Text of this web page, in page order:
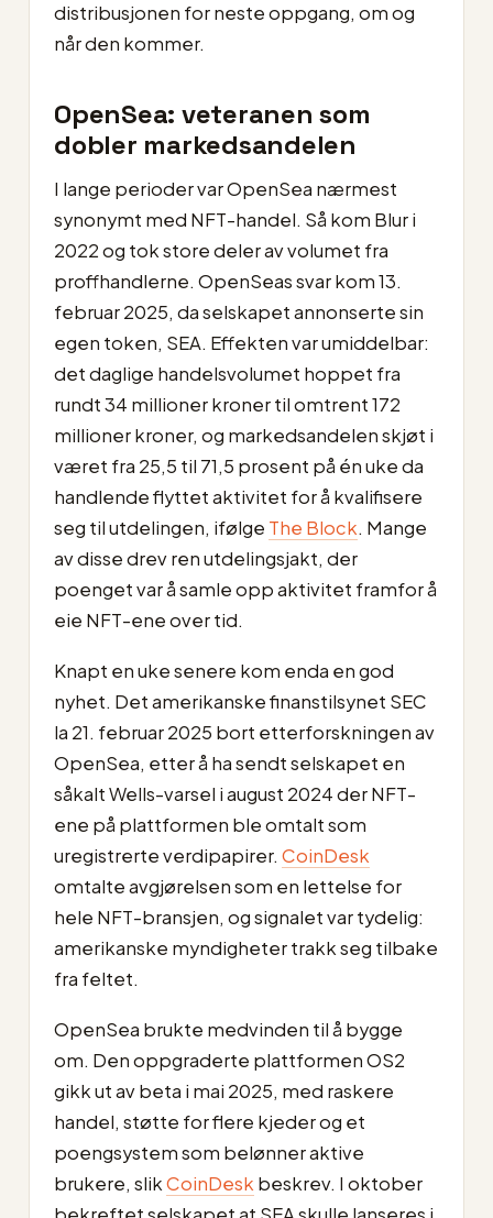
distribusjonen for neste oppgang, om og
når den kommer.
OpenSea: veteranen som
dobler markedsandelen
I lange perioder var OpenSea nærmest
synonymt med NFT-handel. Så kom Blur i
2022 og tok store deler av volumet fra
proffhandlerne. OpenSeas svar kom 13.
februar 2025, da selskapet annonserte sin
egen token, SEA. Effekten var umiddelbar:
det daglige handelsvolumet hoppet fra
rundt 34 millioner kroner til omtrent 172
millioner kroner, og markedsandelen skjøt i
været fra 25,5 til 71,5 prosent på én uke da
handlende flyttet aktivitet for å kvalifisere
seg til utdelingen, ifølge The Block. Mange
av disse drev ren utdelingsjakt, der
poenget var å samle opp aktivitet framfor å
eie NFT-ene over tid.
Knapt en uke senere kom enda en god
nyhet. Det amerikanske finanstilsynet SEC
la 21. februar 2025 bort etterforskningen av
OpenSea, etter å ha sendt selskapet en
såkalt Wells-varsel i august 2024 der NFT-
ene på plattformen ble omtalt som
uregistrerte verdipapirer. CoinDesk
omtalte avgjørelsen som en lettelse for
hele NFT-bransjen, og signalet var tydelig:
amerikanske myndigheter trakk seg tilbake
fra feltet.
OpenSea brukte medvinden til å bygge
om. Den oppgraderte plattformen OS2
gikk ut av beta i mai 2025, med raskere
handel, støtte for flere kjeder og et
poengsystem som belønner aktive
brukere, slikCoinDesk beskrev. I oktober